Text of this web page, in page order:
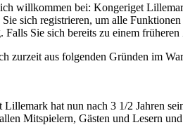
willkommen bei: Kongeriget
sich registrieren, um alle
Falls Sie sich bereits zu einem
zurzeit aus folgenden Gründen im
hat nun nach 3 1/2 Jahren
Mitspielern, Gästen und Lesern